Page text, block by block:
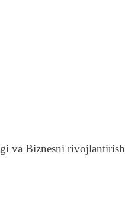
va Biznesni rivojlantirish